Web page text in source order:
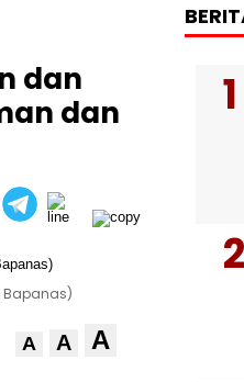
dan
dan
Bapanas)
A A A